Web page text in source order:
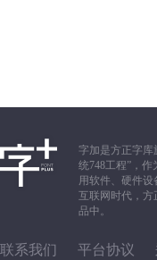
字加是方正字库
统748工程”，
用软件、硬件设
互联网时代，方
品中。
联系我们 平台协议